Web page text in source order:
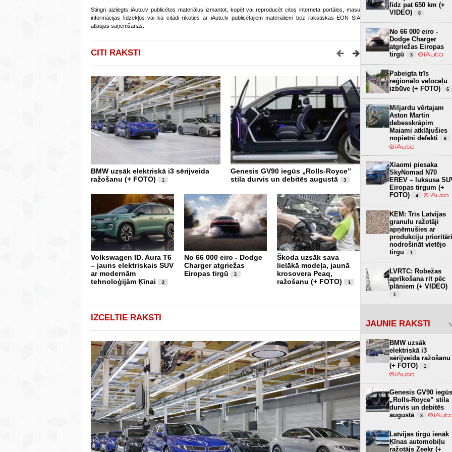
Stingri aizliegts iAuto.lv publicētos materiālus izmantot, kopēt vai reproducēt citos interneta portālos, masu
informācijas līdzekļos vai kā citādi rīkoties ar iAuto.lv publicētajiem materiāliem bez rakstiskas EON SIA
atļaujas saņemšanas.
CITI RAKSTI
BMW uzsāk elektriskā i3 sērijveida
ražošanu (+ FOTO)
1
Genesis GV90 iegūs „Rolls-Royce”
stila durvis un debitēs augustā
3
Volkswagen ID. Aura T6
– jauns elektriskais SUV
ar modernām
tehnoloģijām Ķīnai
2
No 66 000 eiro - Dodge
Charger atgriežas
Eiropas tirgū
3
Škoda uzsāk sava
lielākā modeļa, jaunā
krosovera Peaq,
ražošanu (+ FOTO)
1
Miljardu vērtajam Aston
debesskrāpim Maiami
nopietni defekti
6
SkyNomad N70 EREV –
luksusa SUV Eiropas
tirgum (+ FOTO)
IZCELTIE RAKSTI
līdz pat 650 km (+
VIDEO)
8
No 66 000 eiro -
Dodge Charger
atgriežas Eiropas
tirgū
3
Pabeigta trīs
reģionālo veloceļu
izbūve (+ FOTO)
6
Miljardu vērtajam
Aston Martin
debesskrāpim
Maiami atklājušies
nopietni defekti
6
Xiaomi piesaka
SkyNomad N70
EREV – luksusa
Eiropas tirgum (+
FOTO)
4
KEM: Trīs Latvijas
granulu ražotāji
apņēmušies ar
produkciju prioritāri
nodrošināt vietējo
tirgu
1
LVRTC: Robežas
aprīkošana rit pēc
plāniem (+ VIDEO)
1
JAUNIE RAKSTI
BMW uzsāk
elektriskā i3
sērijveida ražošanu
(+ FOTO)
1
Genesis GV90 iegūs
„Rolls-Royce” stila
durvis un debitēs
augustā
3
Latvijas tirgū ienāk
Ķīnas automobiļu
ražotājs Zeekr (+